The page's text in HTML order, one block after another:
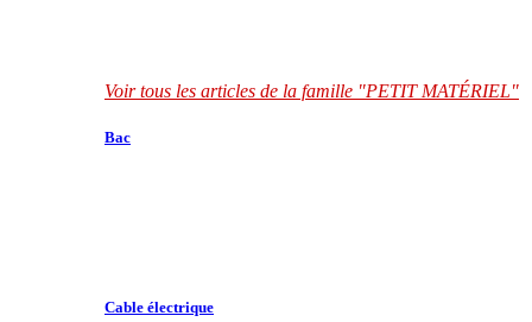
Voir tous les articles de la famille "PETIT MATÉRIEL"
Bac
Cable électrique